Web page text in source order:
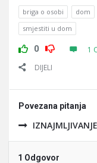
briga o osobi dom
smjestiti u dom
0 1
DIJELI
Povezana pitanja
1 Odgovor